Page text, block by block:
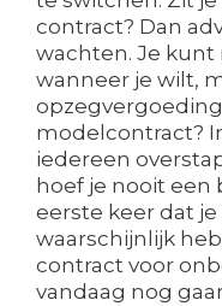
contract? Dan
wachten. Je
wanneer je wilt,
modelcontract?
iedereen
hoef je nooit een
eerste keer dat
waarschijnlijk
contract voor
vandaag nog